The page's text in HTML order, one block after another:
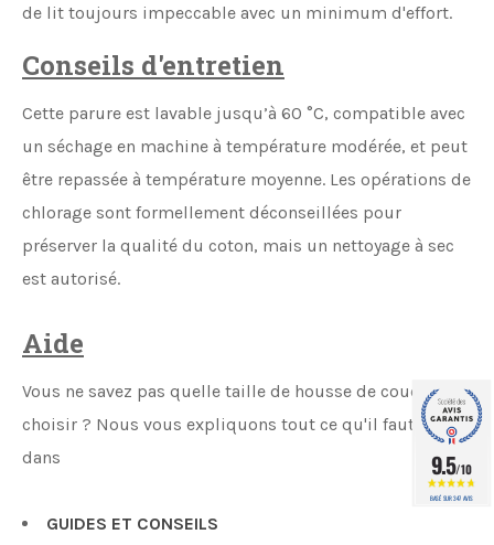
de lit toujours impeccable avec un minimum d'effort.
Conseils d'entretien
Cette parure est lavable jusqu’à 60 °C, compatible avec
un séchage en machine à température modérée, et peut
être repassée à température moyenne. Les opérations de
chlorage sont formellement déconseillées pour
préserver la qualité du coton, mais un nettoyage à sec
est autorisé.
Aide
Vous ne savez pas quelle taille de housse de couette
choisir ? Nous vous expliquons tout ce qu'il faut savoir
dans
GUIDES ET CONSEILS
9.5/10
BASÉ SUR 347 AVIS